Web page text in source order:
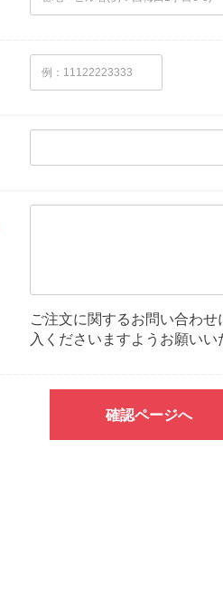
ご注文に関するお問い合わ
入くださいますようお願いい
確認ページへ